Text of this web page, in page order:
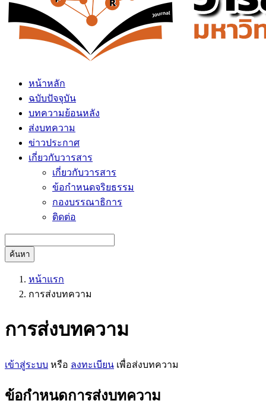
หน้าหลัก
ฉบับปัจจุบัน
บทความย้อนหลัง
ส่งบทความ
ข่าวประกาศ
เกี่ยวกับวารสาร
เกี่ยวกับวารสาร
ข้อกำหนดจริยธรรม
กองบรรณาธิการ
ติดต่อ
ค้นหา
หน้าแรก
การส่งบทความ
การส่งบทความ
เข้าสู่ระบบ หรือ ลงทะเบียน เพื่อส่งบทความ
ข้อกำหนดการส่งบทความ